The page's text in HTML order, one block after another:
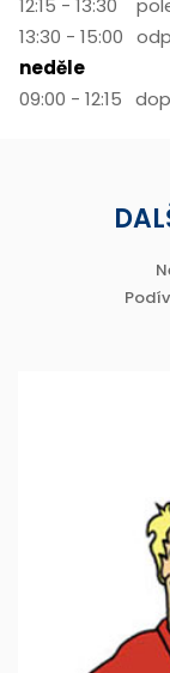
12:15 - 13:30
13:30 - 15:00
neděle
09:00 - 12:15